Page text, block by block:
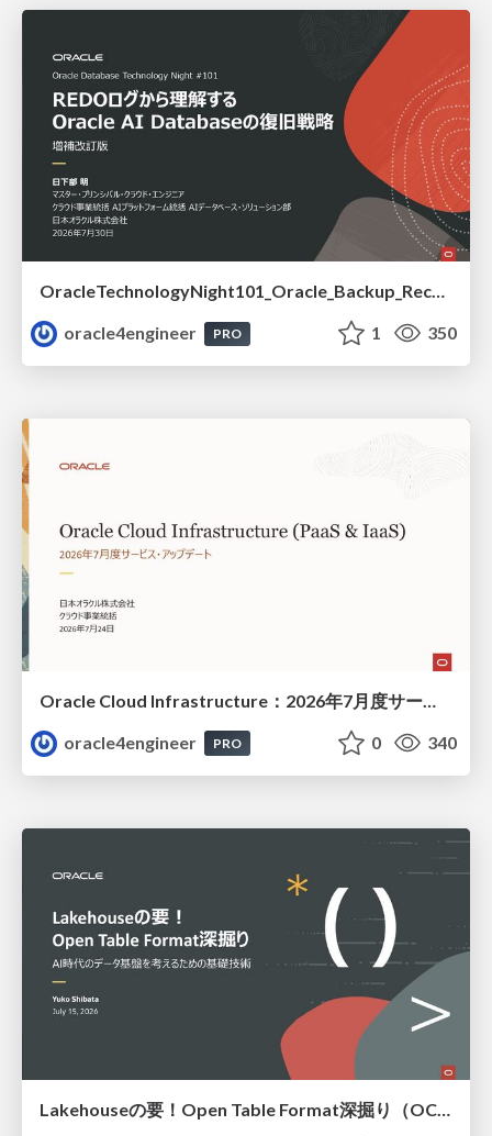
OracleTechnologyNight101_Oracle_Backup_Recovery_Strategy_from_REDO_UNDO
oracle4engineer
PRO 1 350
oracle4engineer
PRO 0 340
Lakehouseの要！Open Table Format深掘り（OCHaCafe Season 11 #6）